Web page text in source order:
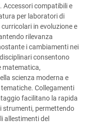
Accessori compatibili e
per laboratori di
in evoluzione e
rilevanza
i cambiamenti nei
consentono
matematica,
scienza moderna e
Collegamenti
facilitano la rapida
strumenti, permettendo
allestimenti del